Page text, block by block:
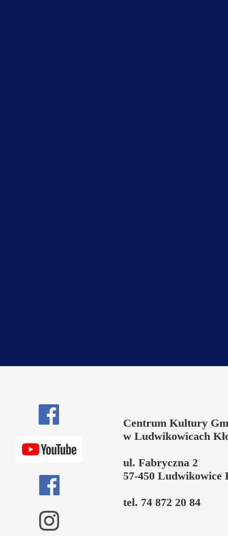
Centrum Kultury
w Ludwikowicach
ul. Fabryczna 2
57-450 Ludwikowice
tel. 74 872 20 84